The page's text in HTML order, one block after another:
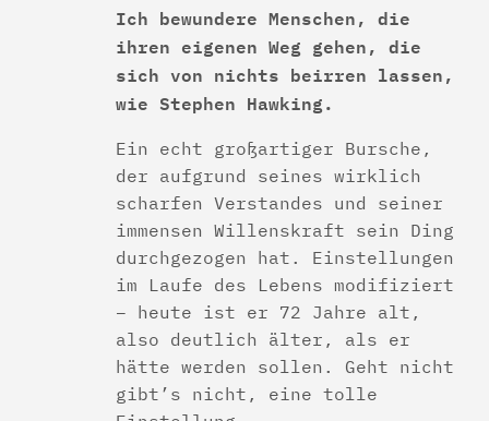
Ich bewundere Menschen, die
ihren eigenen Weg gehen, die
sich von nichts beirren lassen,
wie Stephen Hawking.
Ein echt großartiger Bursche,
der aufgrund seines wirklich
scharfen Verstandes und seiner
immensen Willenskraft sein Ding
durchgezogen hat. Einstellungen
im Laufe des Lebens modifiziert
– heute ist er 72 Jahre alt,
also deutlich älter, als er
hätte werden sollen. Geht nicht
gibt’s nicht, eine tolle